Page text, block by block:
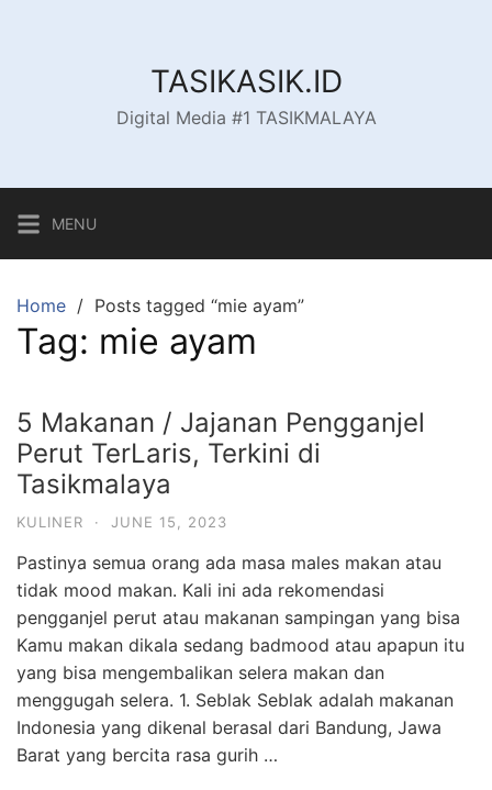
TASIKASIK.ID
Digital Media #1 TASIKMALAYA
MENU
Home Posts tagged “mie ayam”
Tag: mie ayam
5 Makanan / Jajanan Pengganjel
Perut TerLaris, Terkini di
Tasikmalaya
KULINER · JUNE 15, 2023
Pastinya semua orang ada masa males makan atau
tidak mood makan. Kali ini ada rekomendasi
pengganjel perut atau makanan sampingan yang bisa
Kamu makan dikala sedang badmood atau apapun itu
yang bisa mengembalikan selera makan dan
menggugah selera. 1. Seblak Seblak adalah makanan
Indonesia yang dikenal berasal dari Bandung, Jawa
Barat yang bercita rasa gurih …